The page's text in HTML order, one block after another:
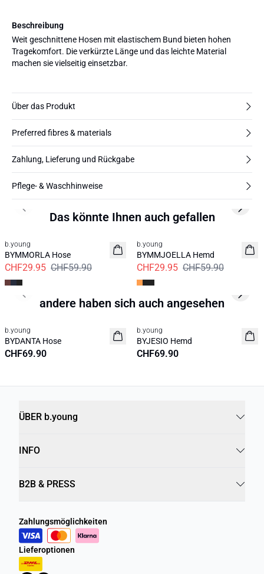
Beschreibung
Weit geschnittene Hosen mit elastischem Bund bieten hohen
Tragekomfort. Die verkürzte Länge und das leichte Material
machen sie vielseitig einsetzbar.
Über das Produkt
Preferred fibres & materials
Zahlung, Lieferung und Rückgabe
Pflege- & Waschhinweise
Das könnte Ihnen auch gefallen
b.young
BYMMORLA Hose
CHF29.95 CHF59.90
50%
b.young
BYMMJOELLA Hemd
CHF29.95 CHF59.90
Previous slide Next
andere haben sich auch angesehen
Neuheit
b.young
BYDANTA Hose
CHF69.90
Neuheit
b.young
BYJESIO Hemd
CHF69.90
Previous slide Next
ÜBER b.young
INFO
B2B & PRESS
Zahlungsmöglichkeiten
Lieferoptionen